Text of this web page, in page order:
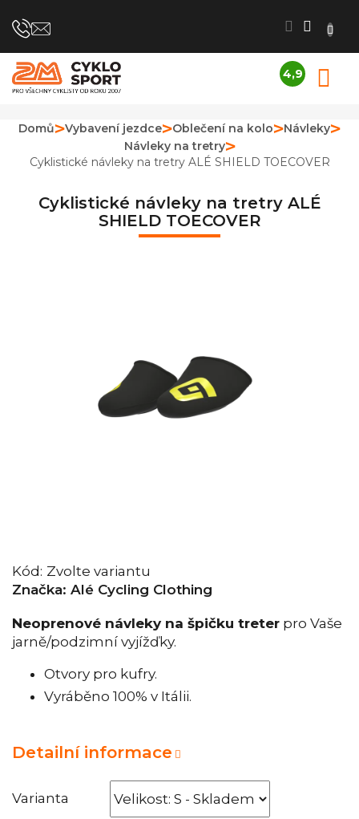
na
4,9
obchodu
je
z
Domů Vybavení jezdce Oblečení na kolo
Návleky
Návleky na tretry
Cyklistické návleky na tretry ALÉ SHIELD TOECOVER
Cyklistické návleky na tretry ALÉ
SHIELD TOECOVER
Kód: Zvolte variantu
Značka: Alé Cycling Clothing
Varianta
Neoprenové návleky na špičku treter pro Vaše
jarně/podzimní vyjížďky.
Otvory pro kufry.
Vyráběno 100% v Itálii.
Detailní informace